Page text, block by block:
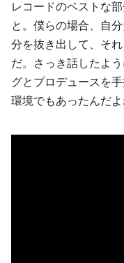
レコードのベストな
と。僕らの場合、自
分を抜き出して、そ
だ。さっき話したよ
グとプロデュースを
環境でもあったんだよ